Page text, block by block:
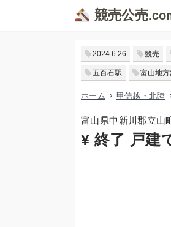
競売公売
2024.6.26 競売
五百石駅 富山地
ホーム 甲信越・北陸
富山県中新川郡立山
¥ 終了 戸建